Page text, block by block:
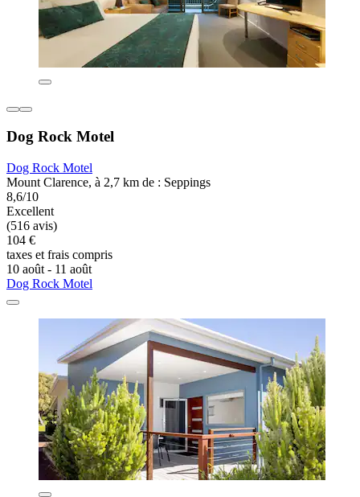
Dog Rock Motel
Dog Rock Motel
Mount Clarence, à 2,7 km de : Seppings
8,6/10
Excellent
(516 avis)
104 €
taxes et frais compris
10 août - 11 août
Dog Rock Motel